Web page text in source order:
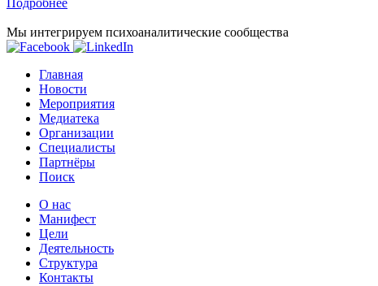
Подробнее
Мы интегрируем психоаналитические сообщества
Главная
Новости
Мероприятия
Медиатека
Организации
Специалисты
Партнёры
Поиск
О нас
Манифест
Цели
Деятельность
Структура
Контакты